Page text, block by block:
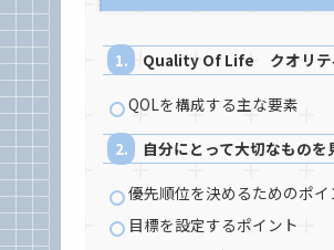
Quality Of Life クオリテ
QOLを構成する主な要素
自分にとって大切なもの
優先順位を決めるためのポイ
目標を設定するポイント